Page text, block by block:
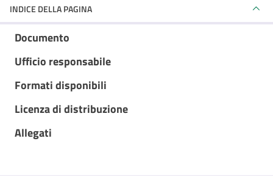
INDICE DELLA PAGINA
Documento
Ufficio responsabile
Formati disponibili
Licenza di distribuzione
Allegati